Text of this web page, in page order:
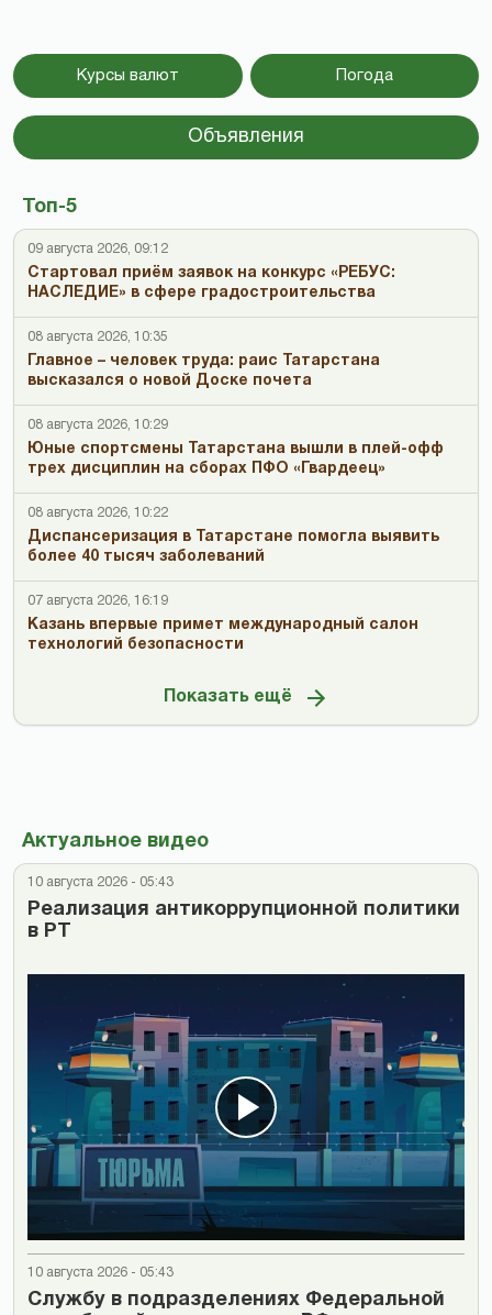
Курсы валют Погода
Объявления
Топ-5
09 августа 2026, 09:12
Стартовал приём заявок на конкурс «РЕБУС:
НАСЛЕДИЕ» в сфере градостроительства
08 августа 2026, 10:35
Главное – человек труда: раис Татарстана
высказался о новой Доске почета
08 августа 2026, 10:29
Юные спортсмены Татарстана вышли в плей-офф
трех дисциплин на сборах ПФО «Гвардеец»
08 августа 2026, 10:22
Диспансеризация в Татарстане помогла выявить
более 40 тысяч заболеваний
07 августа 2026, 16:19
Казань впервые примет международный салон
технологий безопасности
Показать ещё
Актуальное видео
10 августа 2026 - 05:43
Реализация антикоррупционной политики
в РТ
10 августа 2026 - 05:43
Cлужбу в подразделениях Федеральной